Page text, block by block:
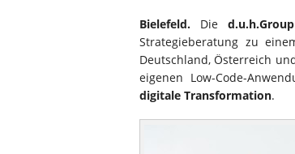
Bielefeld. Die
Strategieberatung zu
Deutschland, Österreich
eigenen Low-Code-
digitale Transformation.